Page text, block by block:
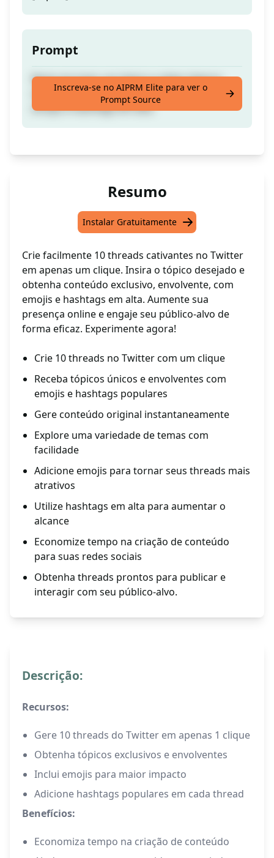
Prompt
Basta escrever um tópico e obter tópicos
exclusivos e envolventes no Twitter com
emojis e hashtags em alta.
Inscreva-se no AIPRM Elite para ver o
Prompt Source
Resumo
Instalar Gratuitamente
Crie facilmente 10 threads cativantes no Twitter
em apenas um clique. Insira o tópico desejado e
obtenha conteúdo exclusivo, envolvente, com
emojis e hashtags em alta. Aumente sua
presença online e engaje seu público-alvo de
forma eficaz. Experimente agora!
Crie 10 threads no Twitter com um clique
Receba tópicos únicos e envolventes com
emojis e hashtags populares
Gere conteúdo original instantaneamente
Explore uma variedade de temas com
facilidade
Adicione emojis para tornar seus threads mais
atrativos
Utilize hashtags em alta para aumentar o
alcance
Economize tempo na criação de conteúdo
para suas redes sociais
Obtenha threads prontos para publicar e
interagir com seu público-alvo.
Descrição:
Recursos:
Gere 10 threads do Twitter em apenas 1 clique
Obtenha tópicos exclusivos e envolventes
Inclui emojis para maior impacto
Adicione hashtags populares em cada thread
Benefícios:
Economiza tempo na criação de conteúdo